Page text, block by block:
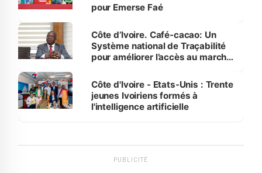
pour Emerse Faé
Côte d’Ivoire. Café-cacao: Un
Système national de Traçabilité
pour améliorer l’accès au marché
Côte d'Ivoire - Etats-Unis : Trente
jeunes Ivoiriens formés à
l'intelligence artificielle
PUBLICITÉ